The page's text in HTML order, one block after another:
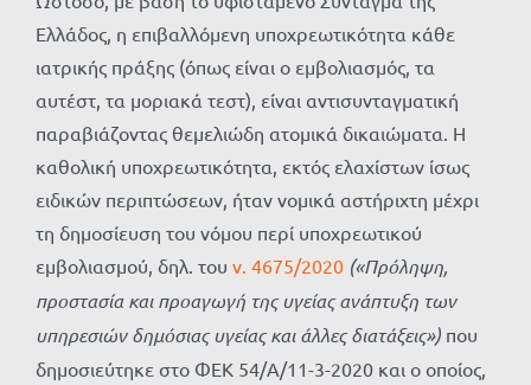
Ελλάδος, η επιβαλλόμενη υποχρεωτικότητα κάθε
ιατρικής πράξης (όπως είναι ο εμβολιασμός, τα
αυτέστ, τα μοριακά τεστ), είναι αντισυνταγματική
παραβιάζοντας θεμελιώδη ατομικά δικαιώματα. Η
καθολική υποχρεωτικότητα, εκτός ελαχίστων ίσως
ειδικών περιπτώσεων, ήταν νομικά αστήριχτη μέχρι
τη δημοσίευση του νόμου περί υποχρεωτικού
εμβολιασμού, δηλ. του ν. 4675/2020 («Πρόληψη,
προστασία και προαγωγή της υγείας ανάπτυξη των
υπηρεσιών δημόσιας υγείας και άλλες διατάξεις») που
δημοσιεύτηκε στο ΦΕΚ 54/Α/11-3-2020 και ο οποίος,